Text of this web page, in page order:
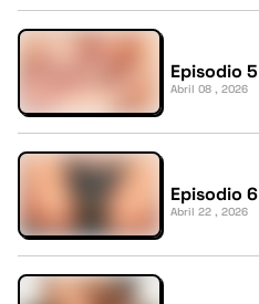
Episodio 5
Abril 08 , 2026
Episodio 6
Abril 22 , 2026